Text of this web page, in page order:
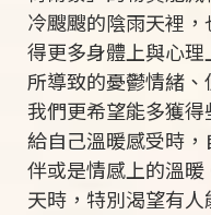
冷颼颼的陰雨天裡
得更多身體上與心
所導致的憂鬱情緒
我們更希望能多獲
給自己溫暖感受時
伴或是情感上的溫
天時，特別渴望有人